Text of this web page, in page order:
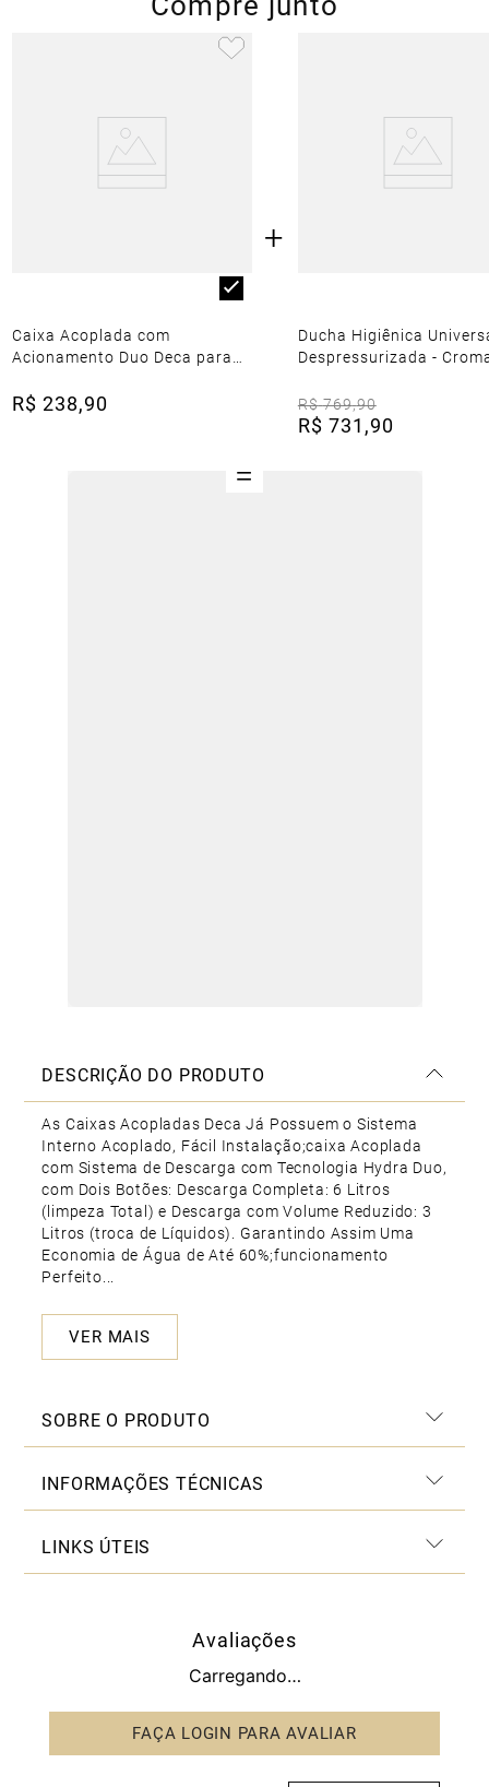
Caixa Acoplada com
Acionamento Duo Deca para
Spot Branco
R$ 238,90
+
Ducha Higiênica
Despressurizada -
R$ 769,90
R$ 731 ,90
=
DESCRIÇÃO DO PRODUTO
As Caixas Acopladas Deca Já Possuem o Sistema
Interno Acoplado, Fácil Instalação;caixa Acoplada
com Sistema de Descarga com Tecnologia Hydra Duo,
com Dois Botões: Descarga Completa: 6 Litros
(limpeza Total) e Descarga com Volume Reduzido: 3
Litros (troca de Líquidos). Garantindo Assim Uma
Economia de Água de Até 60%;funcionamento
Perfeito...
VER MAIS
SOBRE O PRODUTO
INFORMAÇÕES TÉCNICAS
LINKS ÚTEIS
Avaliações
Carregando…